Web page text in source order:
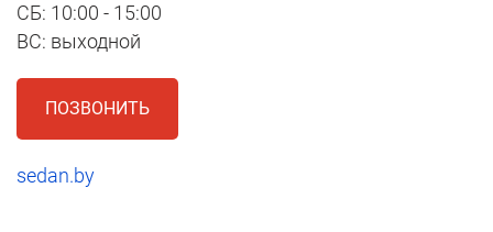
СБ: 10:00 - 15:00
ВС: выходной
ПОЗВОНИТЬ
sedan.by